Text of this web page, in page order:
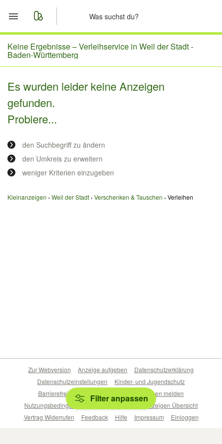
Start
Merkliste
Nachrichten
Anzeige aufgeben
Keine Ergebnisse –Verleihservice in Weil der Stadt -
Baden-Württemberg
Es wurden leider keine Anzeigen
gefunden.
Probiere...
den Suchbegriff zu ändern
den Umkreis zu erweitern
weniger Kriterien einzugeben
Kleinanzeigen Weil der Stadt Verschenken & Tauschen Verleihen
Filter anpassen
Zur Webversion Anzeige aufgeben
Datenschutzerklärung
Datenschutzeinstellungen
Kinder- und Jugendschutz
Barrierefreiheitserklärung
Sicherheitslücken melden
Nutzungsbedingungen
Beliebte Suchen
Anzeigen Übersicht
Vertrag Widerrufen
Feedback Hilfe Impressum Einloggen